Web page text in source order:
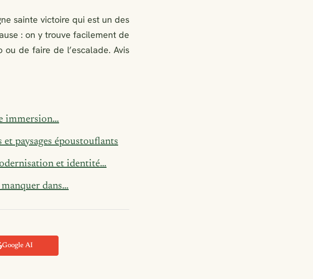
sainte victoire qui est un des
: on y trouve facilement de
de faire de l’escalade. Avis
immersion…
paysages époustouflants
et identité…
dans…
Google AI